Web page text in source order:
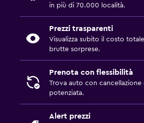
in più di 70.000 località.
Prezzi trasparenti
Visualizza subito il costo
brutte sorprese.
Prenota con flessibilità
Trova auto con cancellazione
potenziata.
Alert prezzi